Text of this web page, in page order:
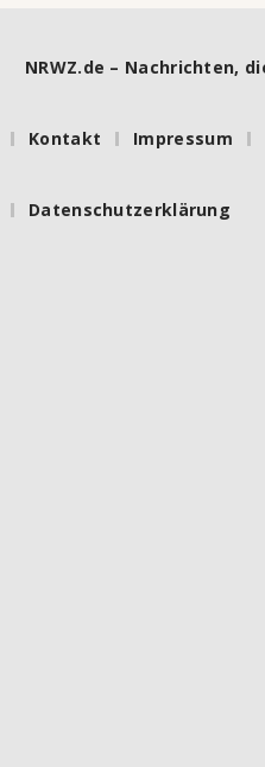
NRWZ.de – Nachrichten,
Kontakt Impressum
Datenschutzerklärung